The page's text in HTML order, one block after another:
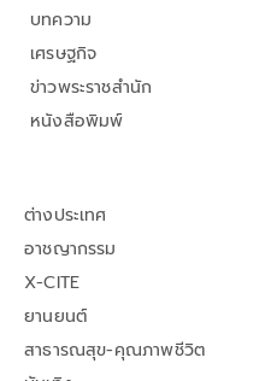
บทความ
เศรษฐกิจ
ข่าวพระราชสำนัก
หนังสือพิมพ์
ต่างประเทศ
อาชญากรรม
X-CITE
ยานยนต์
สาธารณสุข-คุณภาพชีวิต